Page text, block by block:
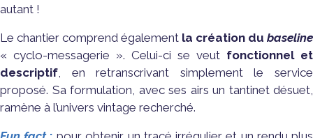
autant !
Le chantier comprend également la création du baseline
« cyclo-messagerie ». Celui-ci se veut fonctionnel et
descriptif , en retranscrivant simplement le service
proposé. Sa formulation, avec ses airs un tantinet désuet,
ramène à l’univers vintage recherché.